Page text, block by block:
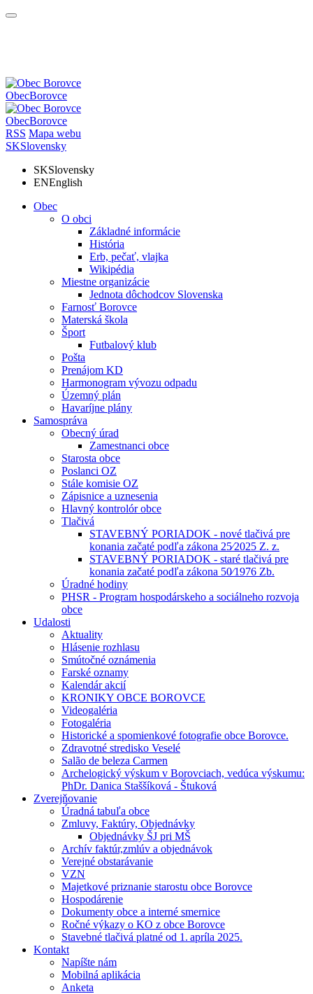
ObecBorovce
ObecBorovce
RSS Mapa webu
SKSlovensky
SKSlovensky
ENEnglish
Obec
O obci
Základné informácie
História
Erb, pečať, vlajka
Wikipédia
Miestne organizácie
Jednota dôchodcov Slovenska
Farnosť Borovce
Materská škola
Šport
Futbalový klub
Pošta
Prenájom KD
Harmonogram vývozu odpadu
Územný plán
Havaríjne plány
Samospráva
Obecný úrad
Zamestnanci obce
Starosta obce
Poslanci OZ
Stále komisie OZ
Zápisnice a uznesenia
Hlavný kontrolór obce
Tlačivá
STAVEBNÝ PORIADOK - nové tlačivá pre
konania začaté podľa zákona 25⁄2025 Z. z.
STAVEBNÝ PORIADOK - staré tlačivá pre
konania začaté podľa zákona 50⁄1976 Zb.
Úradné hodiny
PHSR - Program hospodárskeho a sociálneho rozvoja
obce
Udalosti
Aktuality
Hlásenie rozhlasu
Smútočné oznámenia
Farské oznamy
Kalendár akcií
KRONIKY OBCE BOROVCE
Videogaléria
Fotogaléria
Historické a spomienkové fotografie obce Borovce.
Zdravotné stredisko Veselé
Salão de beleza Carmen
Archelogický výskum v Borovciach, vedúca výskumu:
PhDr. Danica Staššíková - Štuková
Zverejňovanie
Úradná tabuľa obce
Zmluvy, Faktúry, Objednávky
Objednávky ŠJ pri MŠ
Archív faktúr,zmlúv a objednávok
Verejné obstarávanie
VZN
Majetkové priznanie starostu obce Borovce
Hospodárenie
Dokumenty obce a interné smernice
Ročné výkazy o KO z obce Borovce
Stavebné tlačivá platné od 1. apríla 2025.
Kontakt
Napíšte nám
Mobilná aplikácia
Anketa